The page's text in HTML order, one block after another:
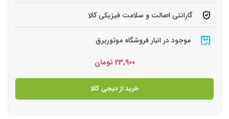
گارانتی اصالت و سلامت فیزیکی کالا
موجود در انبار فروشگاه موتوربرق
23,900 تومان
خرید از دیجی کالا